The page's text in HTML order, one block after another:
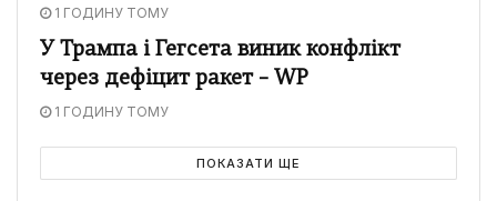
1 ГОДИНУ ТОМУ
У Трампа і Гегсета виник конфлікт
через дефіцит ракет – WP
1 ГОДИНУ ТОМУ
ПОКАЗАТИ ЩЕ